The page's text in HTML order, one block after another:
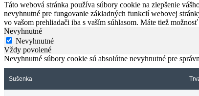
Táto webová stránka používa súbory cookie na zlepšenie
nevyhnutné pre fungovanie základných funkcií webovej
vo vašom prehliadači iba s vaším súhlasom. Máte tiež
Nevyhnutné
Nevyhnutné
Vždy povolené
Nevyhnutné súbory cookie sú absolútne nevyhnutné pre
Sušenka